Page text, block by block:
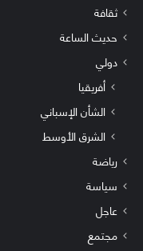
ثقافة
حديث الساعة
دولي
أفريقيا
الشأن الإسباني
الشرق الأوسط
رياضة
سياسة
عاجل
مجتمع